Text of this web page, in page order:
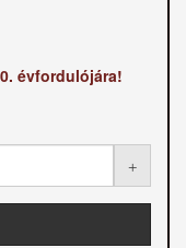
évfordulójára!